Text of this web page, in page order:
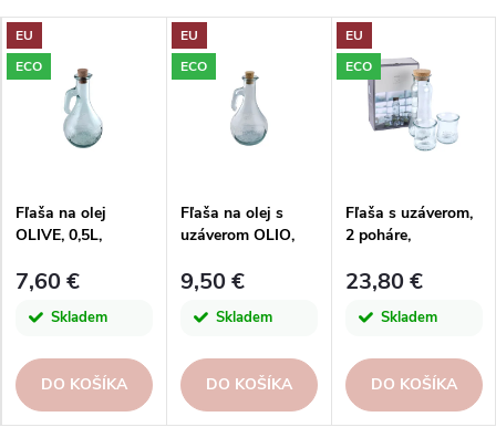
EU
ECO
Fľaša na olej
OLIVE, 0,5L,
7,60 €
Skladem
DO KOŠÍKA
EU
ECO
Fľaša na olej s
uzáverom OLIO,
Miguel
9,50 €
Skladem
DO KOŠÍKA
EU
ECO
Fľaša s uzáverom,
2 poháre,
pr.19,5x24,5cm,
23,80 €
Skladem
DO KOŠÍKA